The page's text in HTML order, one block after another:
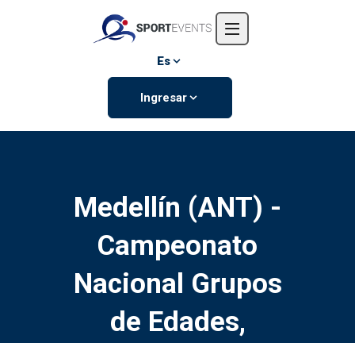
Eventos
Es
Ingresar
Medellín (ANT) -
Campeonato
Nacional Grupos
de Edades,